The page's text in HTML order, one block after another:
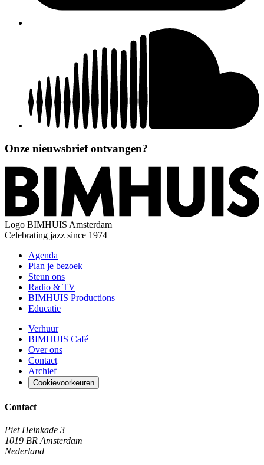
Onze nieuwsbrief ontvangen?
Logo BIMHUIS Amsterdam
Celebrating jazz since 1974
Agenda
Plan je bezoek
Steun ons
Radio & TV
BIMHUIS Productions
Educatie
Verhuur
BIMHUIS Café
Over ons
Contact
Archief
Cookievoorkeuren
Contact
Piet Heinkade 3
1019 BR Amsterdam
Nederland